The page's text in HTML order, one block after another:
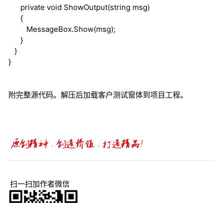
private void ShowOutput(string msg)
{
MessageBox.Show(msg);
}
}
}
附完整源代码。解压后加载客户测试窗体到项目工程。
扫一扫加作者微信